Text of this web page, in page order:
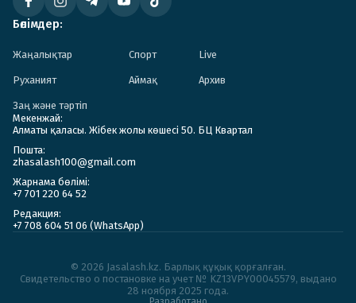
Бөлімдер:
Жаңалықтар Спорт Live
Руханият Аймақ Архив
Заң және тәртіп
Мекенжай:
Алматы қаласы. Жібек жолы көшесі 50. БЦ Квартал
Пошта:
zhasalash100@gmail.com
Жарнама бөлімі:
+7 701 220 64 52
Редакция:
+7 708 604 51 06 (WhatsApp)
© 2026 Jasalash.kz. Барлық құқық қорғалған.
Cвидетельство о постановке на учет № KZ13VPY00045579, выдано
28 ноября 2025 года.